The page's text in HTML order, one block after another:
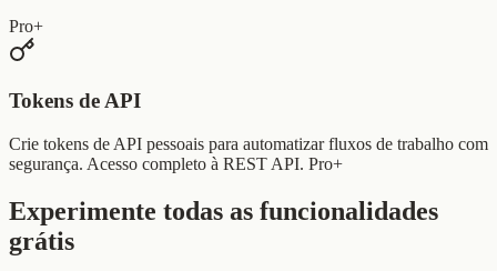
Pro+
Tokens de API
Crie tokens de API pessoais para automatizar fluxos de trabalho com
segurança. Acesso completo à REST API. Pro+
Experimente todas as funcionalidades
grátis